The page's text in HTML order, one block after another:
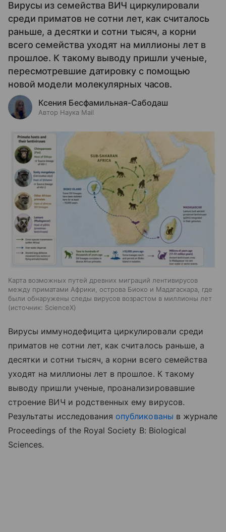
Вирусы из семейства ВИЧ циркулировали
среди приматов не сотни лет, как считалось
раньше, а десятки и сотни тысяч, а корни
всего семейства уходят на миллионы лет в
прошлое. К такому выводу пришли ученые,
пересмотревшие датировку с помощью
новой модели молекулярных часов.
Ксения Бесфамильная-Сабодаш
Автор Наука Mail
Карта возможных путей древних миграций лентивирусов
между приматами Африки, острова Биоко и Мадагаскара, где
были обнаружены следы вирусов возрастом в миллионы лет
источник: ScienceX
Вирусы иммунодефицита циркулировали среди
приматов не сотни лет, как считалось раньше, а
десятки и сотни тысяч, а корни всего семейства
уходят на миллионы лет в прошлое. К такому
выводу пришли ученые, проанализировавшие
строение ВИЧ и родственных ему вирусов.
Результаты исследования опубликованы в журнале
Proceedings of the Royal Society B: Biological
Sciences.